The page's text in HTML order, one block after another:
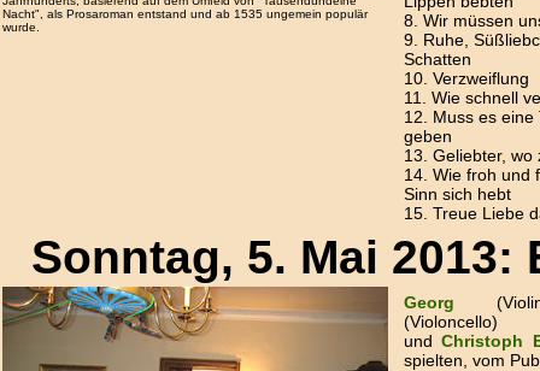
Nacht", als Prosaroman entstand und ab 1535 ungemein populär
wurde.
8. Wir müssen
9. Ruhe,
Schatten
10. Verzweiflung
11. Wie schnell
12. Muss es eine
geben
13. Geliebter, wo
14. Wie froh und
Sinn sich hebt
15. Treue Liebe
Sonntag, 5. Mai 2013:
Georg
(Violoncello)
undChristoph
spielten, vom